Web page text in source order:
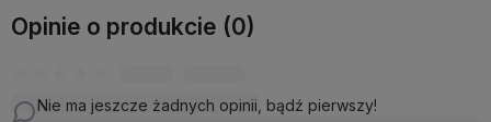
Opinie o produkcie (0)
Nie ma jeszcze żadnych opinii, bądź pierwszy!